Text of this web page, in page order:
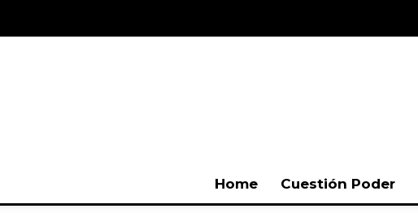
Home Cuestión Poder